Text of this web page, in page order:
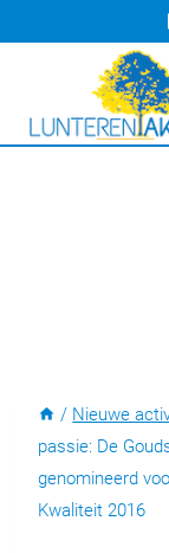
naar
/ Nieuwe
passie: De
genomineerd
Kwaliteit 2016